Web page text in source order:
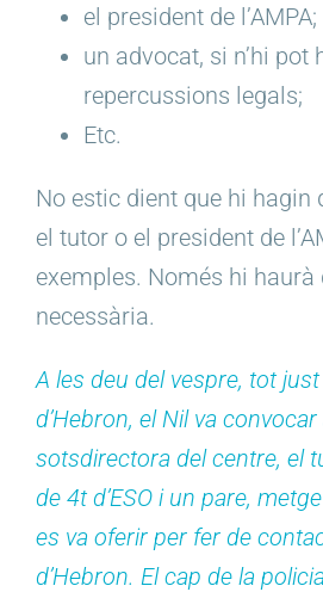
el president de l’AMPA;
un advocat, si n’hi pot
repercussions legals;
Etc.
No estic dient que hi hagin
el tutor o el president de
exemples. Només hi haurà
necessària.
A les deu del vespre, tot
d’Hebron, el Nil va
sotsdirectora del centre, el
de 4t d’ESO i un pare,
es va oferir per fer de
d’Hebron. El cap de la